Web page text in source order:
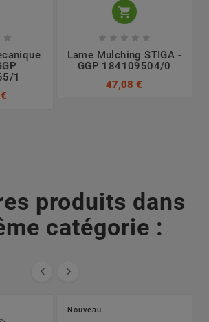

1

    
Lame Mulching STIGA -
GGP 184109504/0
47,08 €
produits dans
catégorie :
 
Nouveau